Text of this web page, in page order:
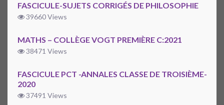
FASCICULE-SUJETS CORRIGÉS DE PHILOSOPHIE
39660 Views
MATHS – COLLÈGE VOGT PREMIÈRE C:2021
38471 Views
FASCICULE PCT -ANNALES CLASSE DE TROISIÈME-
2020
37491 Views